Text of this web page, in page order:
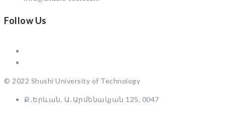
Follow Us
© 2022 Shushi University of Technology
Ք․Երևան, Ա․Արմենակյան 125, 0047